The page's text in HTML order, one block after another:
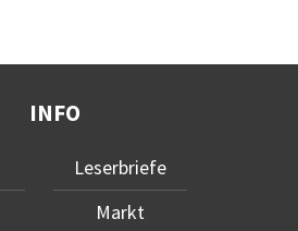
INFO
Leserbriefe
Markt